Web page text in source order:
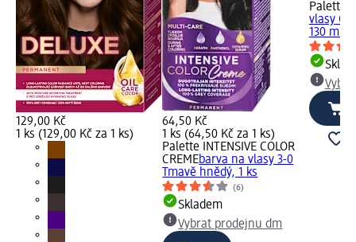
129,00 Kč
1 ks (129,00 Kč za 1 ks)
64,50 Kč
1 ks (64,50 Kč za 1 ks)
Palette INTENSIVE COLOR
CREMEbarva na vlasy 3-0
Tmavě hnědý, 1 ks
(6)
Skladem
Vybrat prodejnu dm
Palette
vlasy
130 ml